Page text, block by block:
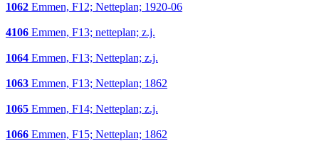
1062 Emmen, F12; Netteplan; 1920-06
4106 Emmen, F13; netteplan; z.j.
1064 Emmen, F13; Netteplan; z.j.
1063 Emmen, F13; Netteplan; 1862
1065 Emmen, F14; Netteplan; z.j.
1066 Emmen, F15; Netteplan; 1862